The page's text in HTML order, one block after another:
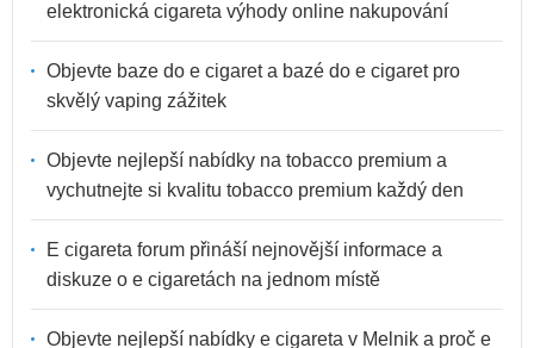
elektronická cigareta výhody online nakupování
Objevte baze do e cigaret a bazé do e cigaret pro
skvělý vaping zážitek
Objevte nejlepší nabídky na tobacco premium a
vychutnejte si kvalitu tobacco premium každý den
E cigareta forum přináší nejnovější informace a
diskuze o e cigaretách na jednom místě
Objevte nejlepší nabídky e cigareta v Melnik a proč e